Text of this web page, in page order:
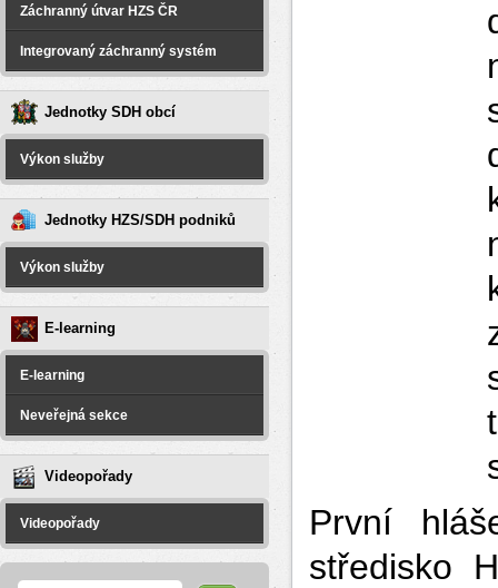
Záchranný útvar HZS ČR
Integrovaný záchranný systém
Jednotky SDH obcí
Výkon služby
Jednotky HZS/SDH podniků
Výkon služby
E-learning
E-learning
Neveřejná sekce
Videopořady
Videopořady
První
středisko